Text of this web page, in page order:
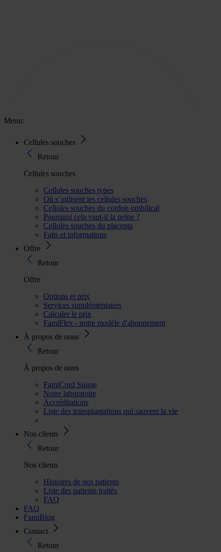
Menu:
Cellules souches
Retour
Cellules souches
Cellules souches types
Où s’utilisent les cellules souches
Cellules souches du cordon ombilical
Pourquoi cela vaut-il la peine ?
Cellules souches du placenta
Faits et informations
Offre
Retour
Offre
Options et prix
Services supplémentaires
Calculer le prix
FamiFlex - notre modèle d'abonnement
À propos de nous
Retour
À propos de nous
FamiCord Suisse
Notre laboratoire
Accréditations
Liste des transplantations qui sauvent la vie
Nos clients
Retour
Nos clients
Histoires de nos patients
Liste des patients traités
FAQ
FAQ
FamiBlog
Contact
Retour